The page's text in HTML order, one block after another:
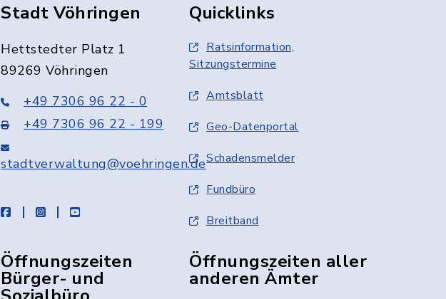
Stadt Vöhringen
Hettstedter Platz 1
89269 Vöhringen
+49 7306 96 22 - 0
+49 7306 96 22 - 199
stadtverwaltung@voehringen.de
facebookinstagramyoutube
Quicklinks
Ratsinformation,
Sitzungstermine
Amtsblatt
Geo-Datenportal
Schadensmelder
Fundbüro
Breitband
Öffnungszeiten
Bürger- und
Öffnungszeiten aller
anderen Ämter